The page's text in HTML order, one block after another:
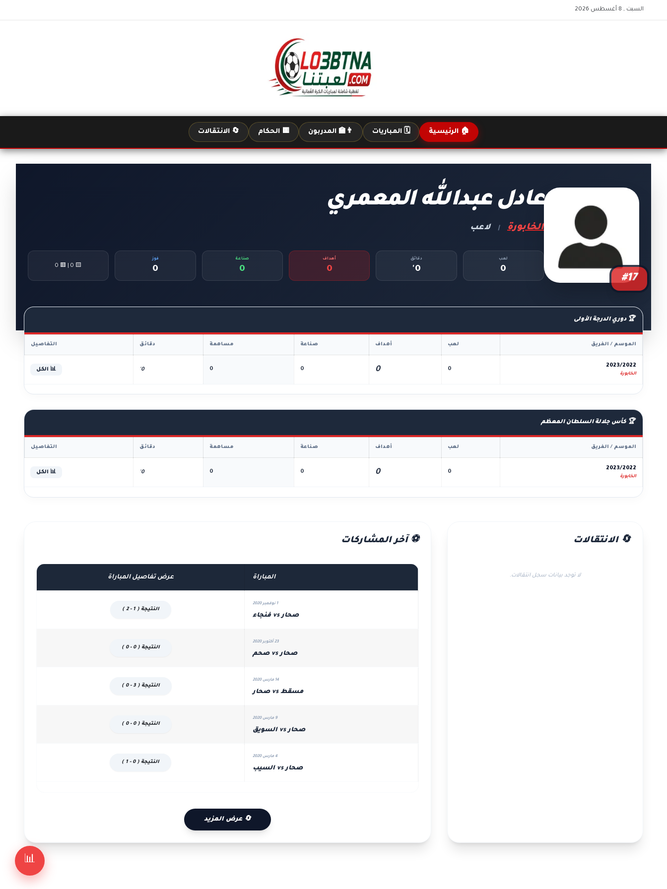
السبت , 8 أغسطس 2026
🏠 الرئيسية 🗓️ المباريات 👨‍🏫 المدربون 🟨 الحكام 🔄 الانتقالات
📊
#17
عادل عبدالله المعمري
الخابورة | لاعب
لعب
0
دقائق
0'
أهداف
0
صناعة
0
فوز
0
🟨 0 | 🟥 0
🏆 دوري الدرجة الأولى
الموسم / الفريق لعب أهداف صناعة مساهمة دقائق التفاصيل
2023/2022
الخابورة
0
0
0
0
0' 📊 الكل
🏆 كأس جلالة السلطان المعظم
الموسم / الفريق لعب أهداف صناعة مساهمة دقائق التفاصيل
2023/2022
الخابورة
0
0
0
0
0' 📊 الكل
🔄 الانتقالات
لا توجد بيانات سجل انتقالات.
⚽ آخر المشاركات
المباراة عرض تفاصيل المباراة
1 نوفمبر 2020
صحار vs فنجاء
النتيجة ( 1 - 2 )
23 أكتوبر 2020
صحار vs صحم
النتيجة ( 0 - 0 )
14 مارس 2020
مسقط vs صحار
النتيجة ( 3 - 0 )
9 مارس 2020
صحار vs السويق
النتيجة ( 0 - 0 )
4 مارس 2020
صحار vs السيب
النتيجة ( 0 - 1 )
🔄 عرض المزيد